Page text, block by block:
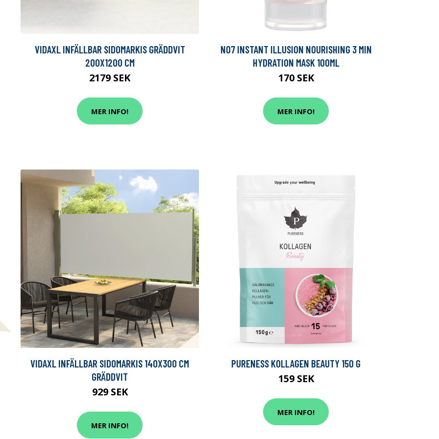
VIDAXL INFÄLLBAR SIDOMARKIS GRÄDDVIT
200X1200 CM
2179 SEK
MER INFO!
NO7 INSTANT ILLUSION NOURISHING 3 MIN
HYDRATION MASK 100ML
170 SEK
MER INFO!
VIDAXL INFÄLLBAR SIDOMARKIS 140X300 CM
GRÄDDVIT
929 SEK
MER INFO!
PURENESS KOLLAGEN BEAUTY 150 G
159 SEK
MER INFO!